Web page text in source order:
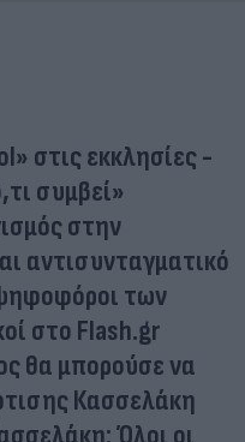
στις εκκλησίες -
συμβεί»
στην
αντισυνταγματικό
των
στο Flash.gr
θα μπορούσε να
Κασσελάκη
Όλοι οι